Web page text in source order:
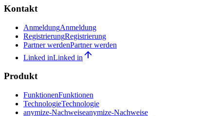
Kontakt
AnmeldungAnmeldung
RegistrierungRegistrierung
Partner werdenPartner werden
Linked inLinked in
Produkt
FunktionenFunktionen
TechnologieTechnologie
anymize-Nachweiseanymize-Nachweise